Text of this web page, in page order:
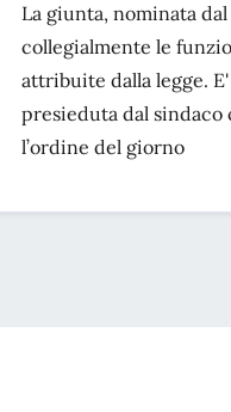
La giunta, nominata
collegialmente le
attribuite dalla legge.
presieduta dal sindaco
l’ordine del giorno